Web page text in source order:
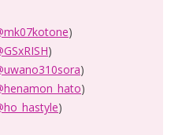
)
)
)
)
)